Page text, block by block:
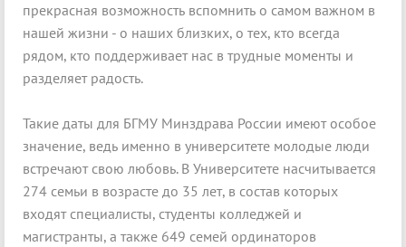
прекрасная возможность вспомнить о самом важном в
нашей жизни - о наших близких, о тех, кто всегда
рядом, кто поддерживает нас в трудные моменты и
разделяет радость.
Такие даты для БГМУ Минздрава России имеют особое
значение, ведь именно в университете молодые люди
встречают свою любовь. В Университете насчитывается
274 семьи в возрасте до 35 лет, в состав которых
входят специалисты, студенты колледжей и
магистранты, а также 649 семей ординаторов